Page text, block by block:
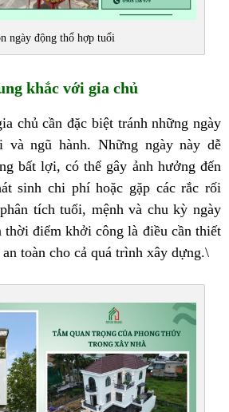
ngày động thổ hợp tuổi
khắc với gia chủ
chủ cần đặc biệt tránh những ngày
và ngũ hành. Những ngày này dễ
bất lợi, có thể gây ảnh hưởng đến
sinh chi phí hoặc gặp các rắc rối
tích tuổi, mệnh và chu kỳ ngày
điểm khởi công là điều cần thiết
toàn cho cả quá trình xây dựng.\